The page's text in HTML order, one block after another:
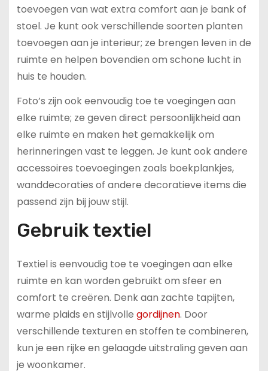
toevoegen van wat extra comfort aan je bank of
stoel. Je kunt ook verschillende soorten planten
toevoegen aan je interieur; ze brengen leven in de
ruimte en helpen bovendien om schone lucht in
huis te houden.
Foto’s zijn ook eenvoudig toe te voegingen aan
elke ruimte; ze geven direct persoonlijkheid aan
elke ruimte en maken het gemakkelijk om
herinneringen vast te leggen. Je kunt ook andere
accessoires toevoegingen zoals boekplankjes,
wanddecoraties of andere decoratieve items die
passend zijn bij jouw stijl.
Gebruik textiel
Textiel is eenvoudig toe te voegingen aan elke
ruimte en kan worden gebruikt om sfeer en
comfort te creëren. Denk aan zachte tapijten,
warme plaids en stijlvolle gordijnen. Door
verschillende texturen en stoffen te combineren,
kun je een rijke en gelaagde uitstraling geven aan
je woonkamer.